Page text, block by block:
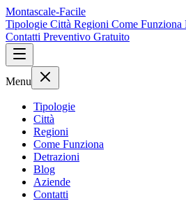
Montascale-Facile
Tipologie Città Regioni Come Funziona
Contatti Preventivo Gratuito
Menu
Tipologie
Città
Regioni
Come Funziona
Detrazioni
Blog
Aziende
Contatti